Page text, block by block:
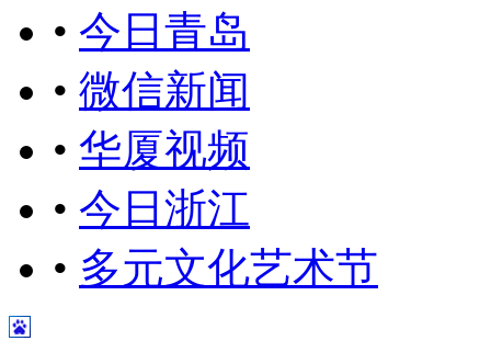
• 今日青岛
• 微信新闻
• 华厦视频
• 今日浙江
• 多元文化艺术节